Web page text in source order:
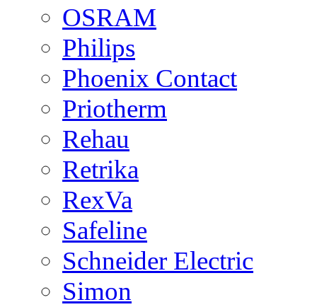
OSRAM
Philips
Phoenix Contact
Priotherm
Rehau
Retrika
RexVa
Safeline
Schneider Electric
Simon